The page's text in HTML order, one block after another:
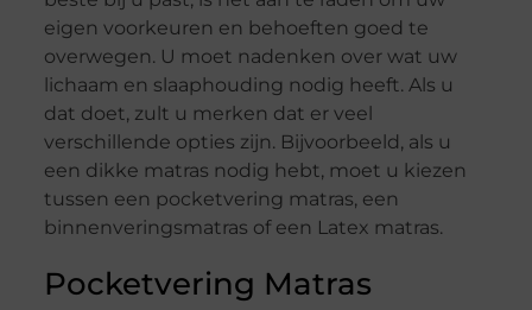
eigen voorkeuren en behoeften goed te
overwegen. U moet nadenken over wat uw
lichaam en slaaphouding nodig heeft. Als u
dat doet, zult u merken dat er veel
verschillende opties zijn. Bijvoorbeeld, als u
een dikke matras nodig hebt, moet u kiezen
tussen een pocketvering matras, een
binnenveringsmatras of een Latex matras.
Pocketvering Matras